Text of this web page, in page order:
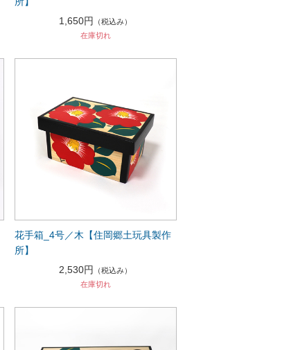
1,650円
（税込み）
在庫切れ
花手箱_4号／木【住岡郷土玩具製作
所】
2,530円
（税込み）
在庫切れ